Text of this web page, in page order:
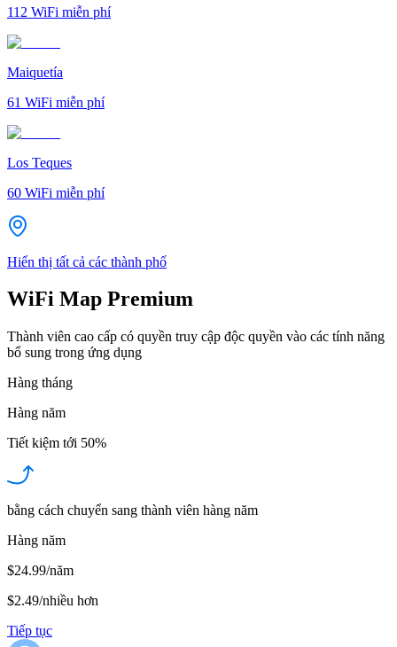
112 WiFi miễn phí
Maiquetía
61 WiFi miễn phí
Los Teques
60 WiFi miễn phí
Hiển thị tất cả các thành phố
WiFi Map Premium
Thành viên cao cấp có quyền truy cập độc quyền vào các tính năng
bổ sung trong ứng dụng
Hàng tháng
Hàng năm
Tiết kiệm tới 50%
bằng cách chuyển sang thành viên hàng năm
Hàng năm
$24.99/năm
$2.49/nhiều hơn
Tiếp tục